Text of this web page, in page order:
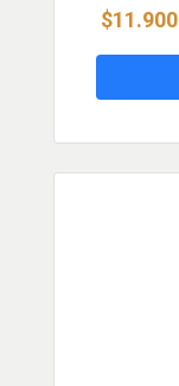
$11.900